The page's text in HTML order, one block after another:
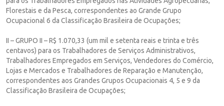
Florestais e da Pesca, correspondentes ao Grande Grupo
Ocupacional 6 da Classificação Brasileira de Ocupações;
II – GRUPO II – R$ 1.070,33 (um mil e setenta reais e trinta e três
centavos) para os Trabalhadores de Serviços Administrativos,
Trabalhadores Empregados em Serviços, Vendedores do Comércio,
Lojas e Mercados e Trabalhadores de Reparação e Manutenção,
correspondentes aos Grandes Grupos Ocupacionais 4, 5 e 9 da
Classificação Brasileira de Ocupações;